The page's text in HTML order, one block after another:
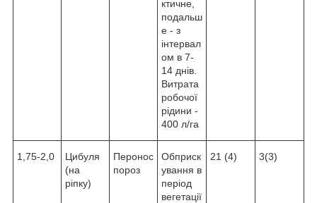
ктичне,
подальш
е - з
інтервал
ом в 7-
14 днів.
Витрата
робочої
рідини -
400 л/га
1,75-2,0
Цибуля
(на
ріпку)
Перонос
пороз
Обприск
ування в
період
вегетації
21 (4) 3(3)